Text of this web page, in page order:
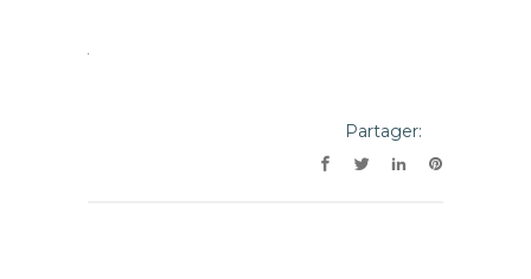
Partager: